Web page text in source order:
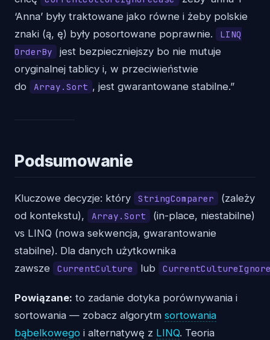
‘Anna’ były traktowane jako równe i żeby polskie
znaki (ą, ę) były posortowane poprawnie.
LINQ
OrderBy
jest bezpieczniejszy bo nie mutuje
oryginalnej tablicy i, w przeciwieństwie
do
Array.Sort , jest gwarantowane stabilne.”
Podsumowanie
Kluczowe decyzje: który StringComparer
(zależy
od kontekstu),
Array.Sort
(in-place, niestabilne)
vs LINQ (nowa sekwencja, gwarantowanie
stabilne). Dla danych użytkownika
zawsze
CurrentCulture lub
Powiązane: to zadanie dotyka porównywania i
sortowania — zobacz algorytm sortowania
bąbelkowego i alternatywę z LINQ. Teoria